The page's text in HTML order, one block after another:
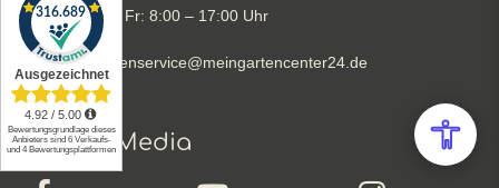
Mo – Fr: 8:00 – 17:00 Uhr
kundenservice@meingartencenter24.de
Social Media